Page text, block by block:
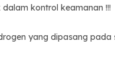
kontrol keamanan !!!
yang dipasang